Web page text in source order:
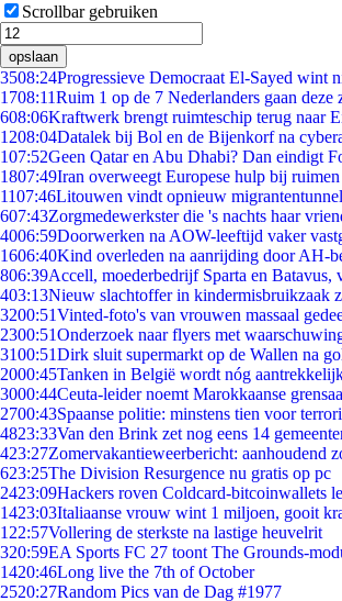
Scrollbar gebruiken
opslaan
3508:24Progressieve Democraat El-Sayed wint
1708:11Ruim 1 op de 7 Nederlanders gaan deze
608:06Kraftwerk brengt ruimteschip terug naar
1208:04Datalek bij Bol en de Bijenkorf na
107:52Geen Qatar en Abu Dhabi? Dan eindigt
1807:49Iran overweegt Europese hulp bij
1107:46Litouwen vindt opnieuw
607:43Zorgmedewerkster die 's nachts haar
4006:59Doorwerken na AOW-leeftijd vaker
1606:40Kind overleden na aanrijding door AH-
806:39Accell, moederbedrijf Sparta en Batavus,
403:13Nieuw slachtoffer in kindermisbruikzaak
3200:51Vinted-foto's van vrouwen massaal
2300:51Onderzoek naar flyers met
3100:51Dirk sluit supermarkt op de Wallen na
2000:45Tanken in België wordt nóg
3000:44Ceuta-leider noemt Marokkaanse
2700:43Spaanse politie: minstens tien voor
4823:33Van den Brink zet nog eens 14
423:27Zomervakantieweerbericht: aanhoudend
623:25The Division Resurgence nu gratis op pc
2423:09Hackers roven Coldcard-bitcoinwallets
1423:03Italiaanse vrouw wint 1 miljoen, gooit
1 22:57Vollering de sterkste na lastige heuvelrit
320:59EA Sports FC 27 toont The Grounds-
1420:46Long live the 7th of October
2520:27Random Pics van de Dag #1977